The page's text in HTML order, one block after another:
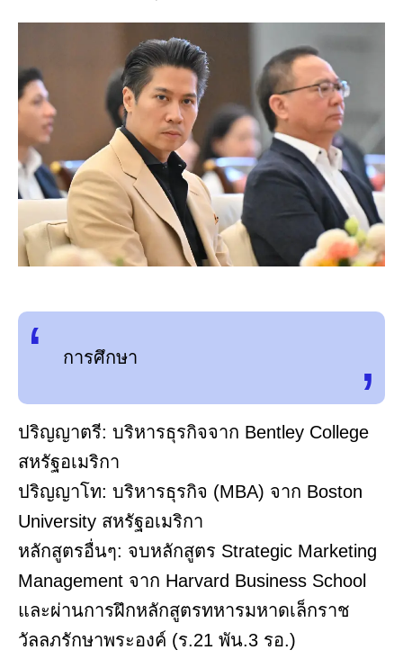
การศึกษา
ปริญญาตรี: บริหารธุรกิจจาก Bentley College
สหรัฐอเมริกา
ปริญญาโท: บริหารธุรกิจ (MBA) จาก Boston
University สหรัฐอเมริกา
หลักสูตรอื่นๆ: จบหลักสูตร Strategic Marketing
Management จาก Harvard Business School
และผ่านการฝึกหลักสูตรทหารมหาดเล็กราช
วัลลภรักษาพระองค์ (ร.21 พัน.3 รอ.)